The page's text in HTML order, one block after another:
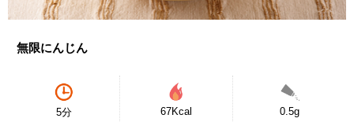
無限にんじん
5分 67Kcal 0.5g